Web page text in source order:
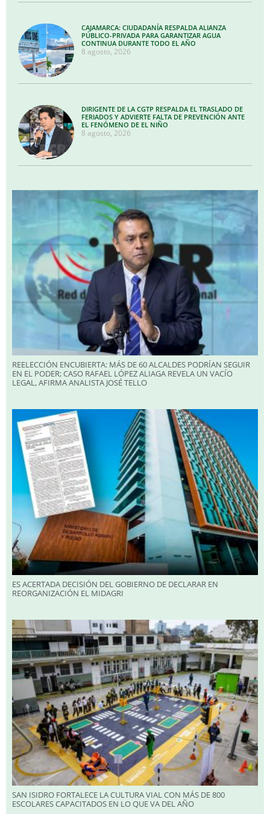
CAJAMARCA: CIUDADANÍA RESPALDA ALIANZA
PÚBLICO-PRIVADA PARA GARANTIZAR AGUA
CONTINUA DURANTE TODO EL AÑO
8 agosto, 2026
DIRIGENTE DE LA CGTP RESPALDA EL TRASLADO DE
FERIADOS Y ADVIERTE FALTA DE PREVENCIÓN ANTE
EL FENÓMENO DE EL NIÑO
8 agosto, 2026
REELECCIÓN ENCUBIERTA: MÁS DE 60 ALCALDES PODRÍAN SEGUIR
EN EL PODER; CASO RAFAEL LÓPEZ ALIAGA REVELA UN VACÍO
LEGAL, AFIRMA ANALISTA JOSÉ TELLO
ES ACERTADA DECISIÓN DEL GOBIERNO DE DECLARAR EN
REORGANIZACIÓN EL MIDAGRI
SAN ISIDRO FORTALECE LA CULTURA VIAL CON MÁS DE 800
ESCOLARES CAPACITADOS EN LO QUE VA DEL AÑO